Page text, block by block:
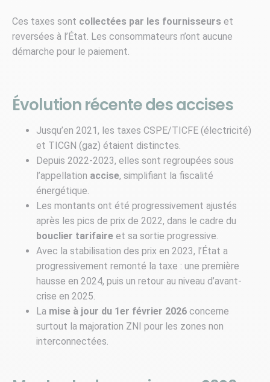
Ces taxes sont collectées par les fournisseurs et
reversées à l’État. Les consommateurs n’ont aucune
démarche pour le paiement.
Évolution récente des accises
Jusqu’en 2021, les taxes CSPE/TICFE (électricité)
et TICGN (gaz) étaient distinctes.
Depuis 2022-2023, elles sont regroupées sous
l’appellation accise, simplifiant la fiscalité
énergétique.
Les montants ont été progressivement ajustés
après les pics de prix de 2022, dans le cadre du
bouclier tarifaire et sa sortie progressive.
Avec la stabilisation des prix en 2023, l’État a
progressivement remonté la taxe : une première
hausse en 2024, puis un retour au niveau d’avant-
crise en 2025.
La mise à jour du 1er février 2026 concerne
surtout la majoration ZNI pour les zones non
interconnectées.